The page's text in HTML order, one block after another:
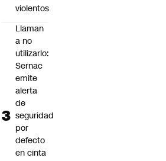
violentos
Llaman
a no
utilizarlo:
Sernac
emite
alerta
de
seguridad
por
defecto
en cinta